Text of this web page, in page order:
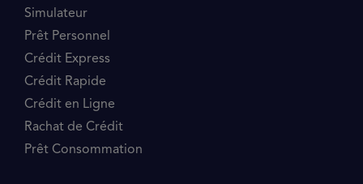
Simulateur
Prêt Personnel
Crédit Express
Crédit Rapide
Crédit en Ligne
Rachat de Crédit
Prêt Consommation